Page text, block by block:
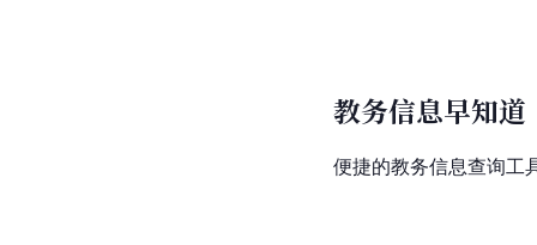
教务信息早知道
便捷的教务信息查询工